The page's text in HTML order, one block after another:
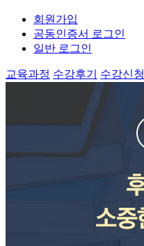
회원가입
공동인증서 로그인
일반 로그인
교육과정 수강후기 수강신청